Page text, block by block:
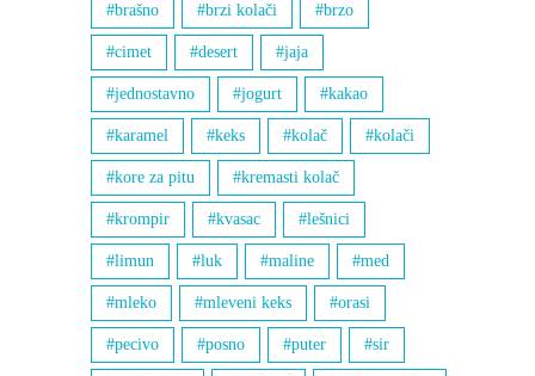
brašno brzi kolači brzo
cimet desert jaja
jednostavno jogurt kakao
karamel keks kolač kolači
kore za pitu kremasti kolač
krompir kvasac lešnici
limun luk maline med
mleko mleveni keks orasi
pecivo posno puter sir